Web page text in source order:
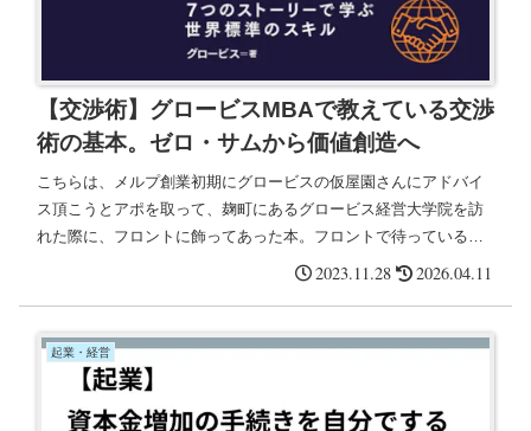
【交渉術】グロービスMBAで教えている交渉
術の基本。ゼロ・サムから価値創造へ
こちらは、メルプ創業初期にグロービスの仮屋園さんにアドバイ
ス頂こうとアポを取って、麹町にあるグロービス経営大学院を訪
れた際に、フロントに飾ってあった本。フロントで待っている間
に、気になってパラパラまくったところ、文庫本サイズで持ちや
2023.11.28 2026.04.11
起業・経営